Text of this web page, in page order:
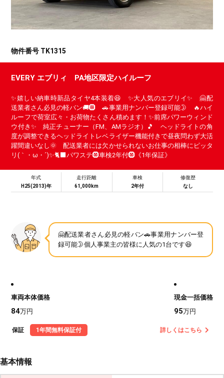
物件番号 TK1315
EVERY エブリィ PA地区限定ハイルーフ
✨嬉しい納車時新品タイヤ4本装着😆 ✨大人気のエブリイ✨ 🤗配
送業者さん必見の軽バン🚚🛞 🚗事業用ナンバー登録可能🌛 🔥ハイ
ルーフで荷室広々・お荷物たくさん積めます！✨前席パワーウィンド
ウ付き✨ 純正チューナー（FM、AMラジオ）🎵 ヘッドライトの角
度が調整できるヘッドライトレベライザー機能付きで昼夜問わず大活
躍間違いなし🌞 配送業者には欠かせられないお仕事の相棒にピッタ
リ(｀・ω・´)✨🐈‍⬛パワステ🛞車検2年付🛞《1年保証》
年式
H25(2013)年
走行距離
61,000km
車検
2年付
修復歴
なし
🤗配送業者さん必見の軽バン🚗事業用ナンバー登
録可能🌛個人事業主の皆様に人気の1台です😆
車両本体価格
84万円
現金一括価格
95万円
保証 1年間無料保証付 詳しくはこちら
基本情報